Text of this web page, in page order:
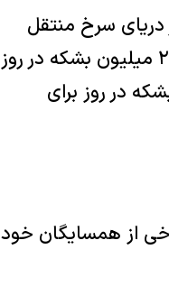
ینبع در دریای سرخ منتقل
کند. امین ناصر، مدیرعامل شرکت دولتی آرامکو، در ماه مه گفت که حدود ۲ میلیون بشکه در روز
مصرف می‌شود و تقریباً ۵ میلیون بشکه در روز برای
از همسایگان خود